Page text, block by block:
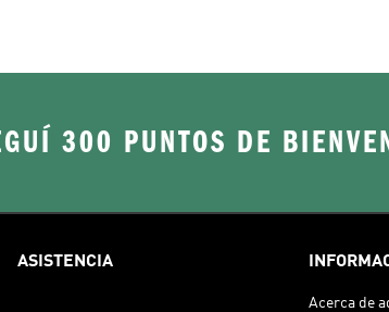
300 PUNTOS DE
ASISTENCIA
Acerca de